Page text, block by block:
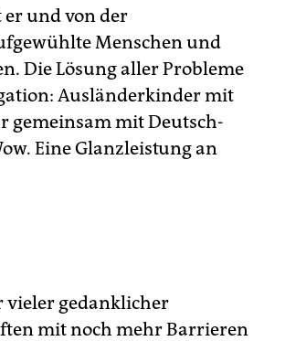
er und von der
Menschen und
Die Lösung aller Probleme
Ausländerkinder mit
gemeinsam mit Deutsch-
Eine Glanzleistung an
vieler gedanklicher
mit noch mehr Barrieren